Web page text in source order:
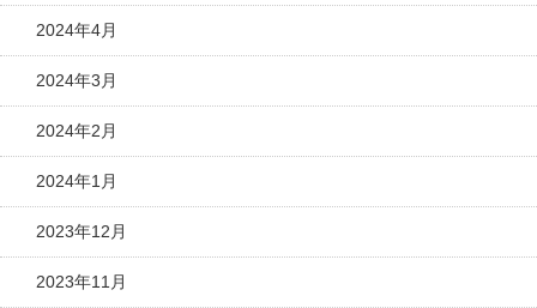
2024年4月
2024年3月
2024年2月
2024年1月
2023年12月
2023年11月